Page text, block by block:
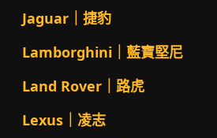
Jaguar｜捷豹
Lamborghini｜藍寶堅尼
Land Rover｜路虎
Lexus｜凌志